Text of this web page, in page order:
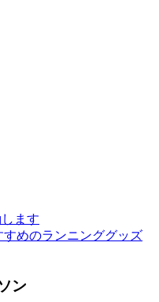
ます
すめのランニンググッズ
ン